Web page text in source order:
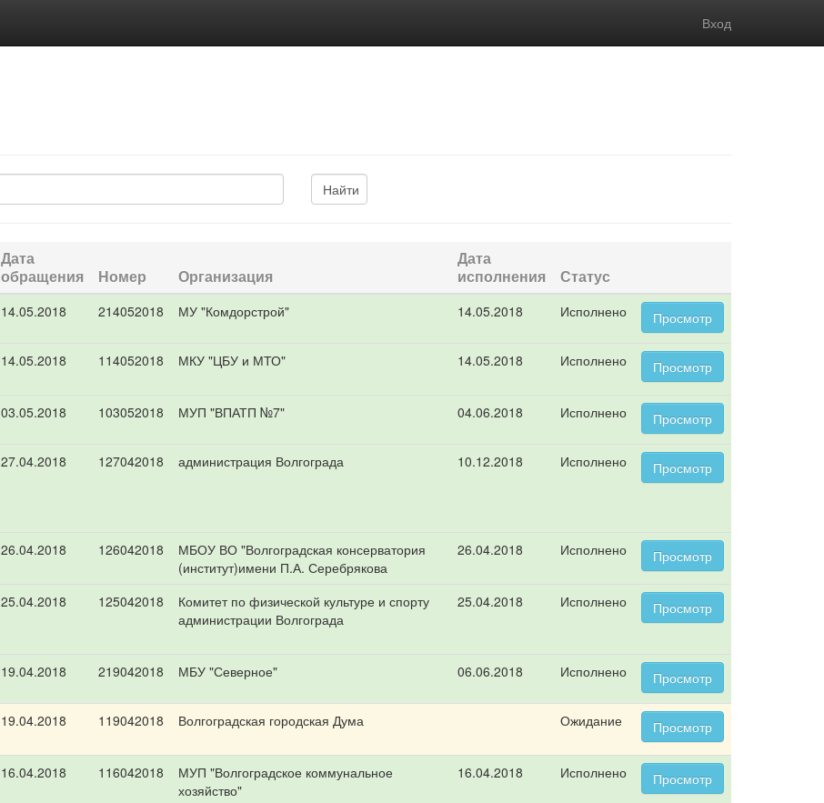
Вход
Дата
обращения
Номер Организация
Дата
исполнения
Статус
14.05.2018 214052018 МУ "Комдорстрой" 14.05.2018 Исполнено Просмотр
14.05.2018 114052018 МКУ "ЦБУ и МТО" 14.05.2018 Исполнено Просмотр
03.05.2018 103052018 МУП "ВПАТП №7" 04.06.2018 Исполнено Просмотр
27.04.2018 127042018 администрация Волгограда 10.12.2018 Исполнено Просмотр
26.04.2018 126042018
МБОУ ВО "Волгоградская консерватория
(институт)имени П.А. Серебрякова
26.04.2018 Исполнено Просмотр
25.04.2018 125042018
Комитет по физической культуре и спорту
администрации Волгограда
25.04.2018 Исполнено Просмотр
19.04.2018 219042018 МБУ "Северное" 06.06.2018 Исполнено Просмотр
19.04.2018 119042018 Волгоградская городская Дума Ожидание Просмотр
16.04.2018 116042018
МУП "Волгоградское коммунальное
хозяйство"
16.04.2018 Исполнено Просмотр